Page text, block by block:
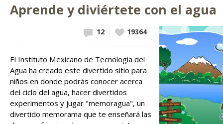
Aprende y diviértete con el agua
19364
Vote up!
12
El Instituto Mexicano de Tecnología del
Agua ha creado este divertido sitio para
niños en donde podrás conocer acerca
del ciclo del agua, hacer divertidos
experimentos y jugar "memoragua", un
divertido memorama que te enseñará las